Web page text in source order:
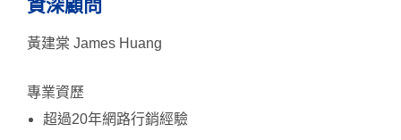
資深顧問
黃建棠 James Huang
專業資歷
超過20年網路行銷經驗